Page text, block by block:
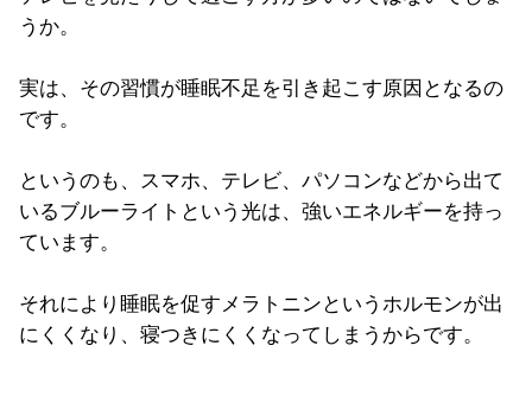
うか。
実は、その習慣が睡眠不足を引き起こす原因となるの
です。
というのも、スマホ、テレビ、パソコンなどから出て
いるブルーライトという光は、強いエネルギーを持っ
ています。
それにより睡眠を促すメラトニンというホルモンが出
にくくなり、寝つきにくくなってしまうからです。